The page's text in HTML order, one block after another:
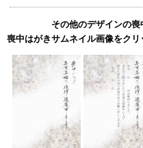
その他のデザインの喪
喪中はがきサムネイル画像をクリ